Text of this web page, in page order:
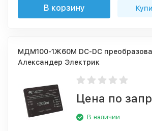
В корзину
МДМ100-1Ж60М DC-DC
Александер Электрик
Цена по
В наличии